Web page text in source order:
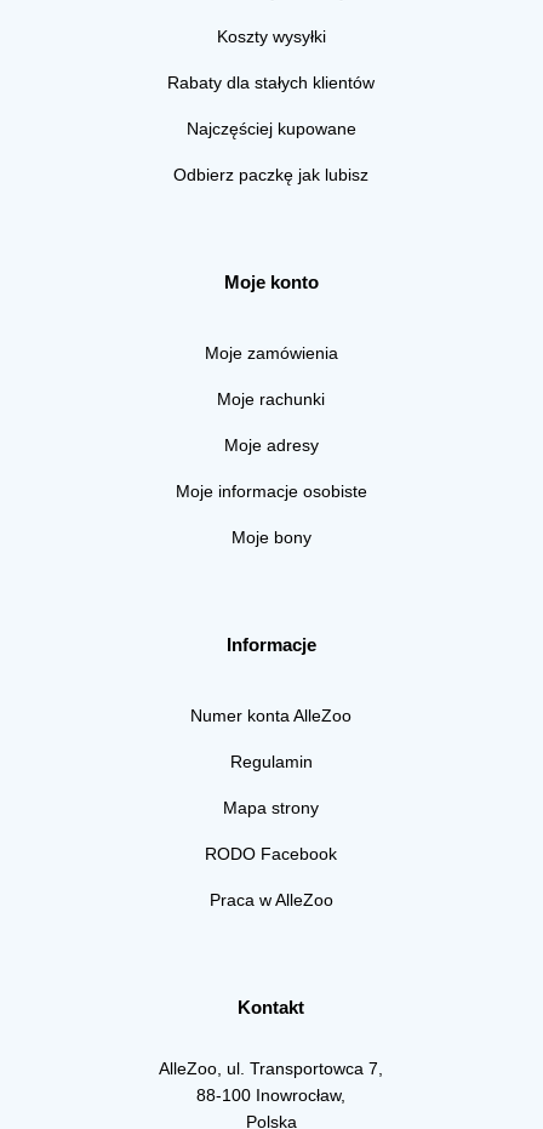
Koszty wysyłki
Rabaty dla stałych klientów
Najczęściej kupowane
Odbierz paczkę jak lubisz
Moje konto
Moje zamówienia
Moje rachunki
Moje adresy
Moje informacje osobiste
Moje bony
Informacje
Numer konta AlleZoo
Regulamin
Mapa strony
RODO Facebook
Praca w AlleZoo
Kontakt
AlleZoo, ul. Transportowca 7,
88-100 Inowrocław,
Polska